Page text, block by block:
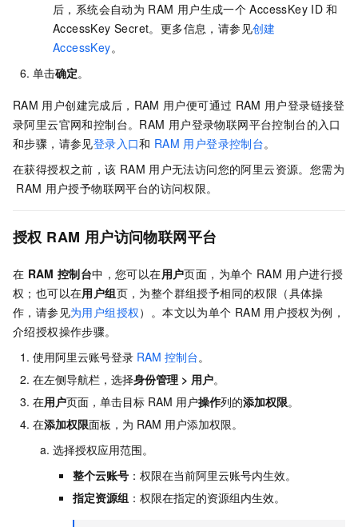
后，系统会自动为 RAM 用户生成一个 AccessKey ID 和
AccessKey Secret。更多信息，请参见创建
AccessKey。
单击确定。
RAM 用户创建完成后，RAM 用户便可通过 RAM 用户登录链接登
录阿里云官网和控制台。RAM 用户登录物联网平台控制台的入口
和步骤，请参见登录入口和 RAM 用户登录控制台。
在获得授权之前，该 RAM 用户无法访问您的阿里云资源。您需为
RAM 用户授予物联网平台的访问权限。
授权 RAM 用户访问物联网平台
在 RAM 控制台中，您可以在用户页面，为单个 RAM 用户进行授
权；也可以在用户组页，为整个群组授予相同的权限（具体操
作，请参见为用户组授权）。本文以为单个 RAM 用户授权为例，
介绍授权操作步骤。
使用阿里云账号登录 RAM 控制台。
在左侧导航栏，选择身份管理 > 用户。
在用户页面，单击目标 RAM 用户操作列的添加权限。
在添加权限面板，为 RAM 用户添加权限。
选择授权应用范围。
整个云账号 ：权限在当前阿里云账号内生效。
指定资源组 ：权限在指定的资源组内生效。